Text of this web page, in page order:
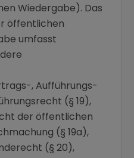
Wiedergabe). Das
öffentlichen
umfasst
, Aufführungs-
(§ 19),
der öffentlichen
(§ 19a),
(§ 20),